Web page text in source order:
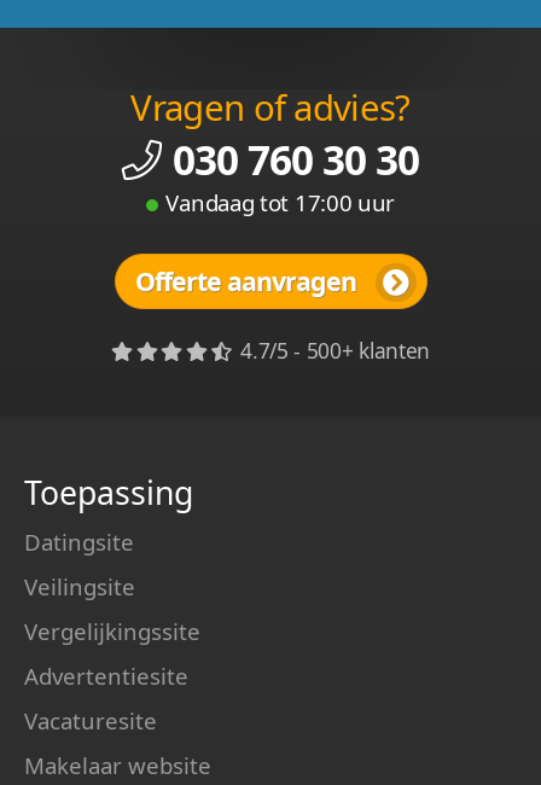
Vragen of advies?
030 760 30 30
Vandaag tot 17:00 uur
Offerte aanvragen
4.7/5 - 500+ klanten
Toepassing
Datingsite
Veilingsite
Vergelijkingssite
Advertentiesite
Vacaturesite
Makelaar website